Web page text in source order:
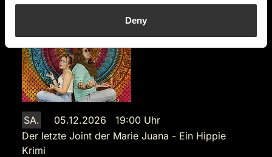
Deny
SA.
05.12.2026 19:00 Uhr
Der letzte Joint der Marie Juana - Ein Hippie
Krimi